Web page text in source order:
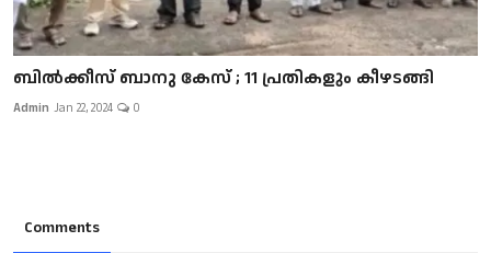
ബിൽക്കീസ് ബാനു കേസ് ; 11 പ്രതികളും കീഴടങ്ങി
Admin Jan 22, 2024 0
Comments